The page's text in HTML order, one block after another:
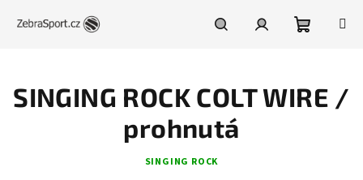
košík
SINGING ROCK COLT WIRE /
prohnutá
SINGING ROCK